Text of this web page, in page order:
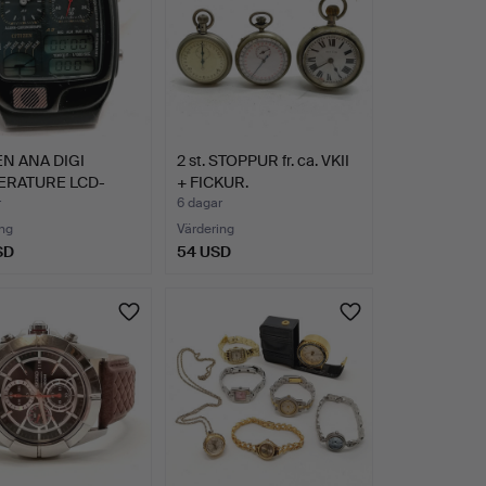
ANA DIGI
LCD-
2 st. STOPPUR fr. ca. VKII
+ FICKUR.
6 dagar
Värdering
54 USD